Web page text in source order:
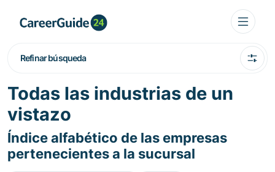
Refinar búsqueda
Todas las industrias de un
vistazo
Índice alfabético de las empresas
pertenecientes a la sucursal